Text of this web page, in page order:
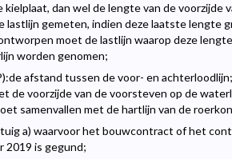
dan wel de lengte van de voorzijde
lastlijn gemeten, indien deze laatste lengte
moet de lastlijn waarop deze
worden genomen;
afstand tussen de voor- en achterloodlijn;
de voorzijde van de voorsteven op de
samenvallen met de hartlijn van de
a) waarvoor het bouwcontract of het
2019 is gegund;